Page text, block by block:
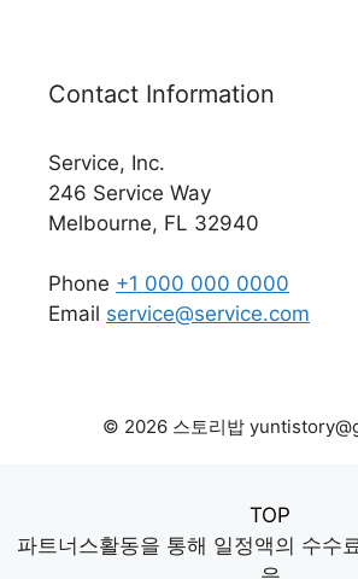
Contact Information
Service, Inc.
246 Service Way
Melbourne, FL 32940
Phone +1 000 000 0000
Email service@service.com
© 2026 스토리밥
TOP
파트너스활동을 통해 일정액의 수수